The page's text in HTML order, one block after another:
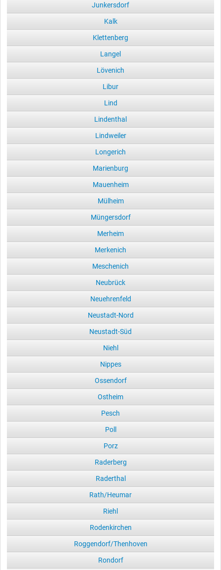
Junkersdorf
Kalk
Klettenberg
Langel
Lövenich
Libur
Lind
Lindenthal
Lindweiler
Longerich
Marienburg
Mauenheim
Mülheim
Müngersdorf
Merheim
Merkenich
Meschenich
Neubrück
Neuehrenfeld
Neustadt-Nord
Neustadt-Süd
Niehl
Nippes
Ossendorf
Ostheim
Pesch
Poll
Porz
Raderberg
Raderthal
Rath/Heumar
Riehl
Rodenkirchen
Roggendorf/Thenhoven
Rondorf